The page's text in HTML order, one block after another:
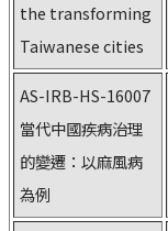
the transforming
Taiwanese cities
AS-IRB-HS-16007
當代中國疾病治理
的變遷：以麻風病
為例